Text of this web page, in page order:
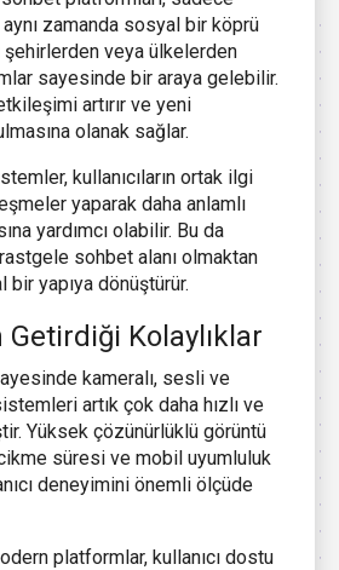
zamanda sosyal bir köprü
şehirlerden veya ülkelerden
sayesinde bir araya gelebilir.
artırır ve yeni
olanak sağlar.
kullanıcıların ortak ilgi
yaparak daha anlamlı
yardımcı olabilir. Bu da
sohbet alanı olmaktan
bir yapıya dönüştürür.
Kolaylıklar
kameralı, sesli ve
artık çok daha hızlı ve
Yüksek çözünürlüklü görüntü
süresi ve mobil uyumluluk
deneyimini önemli ölçüde
platformlar, kullanıcı dostu